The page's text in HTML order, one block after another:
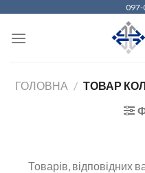
content
ГОЛОВНА / ТОВАР
Товарів, відповідних